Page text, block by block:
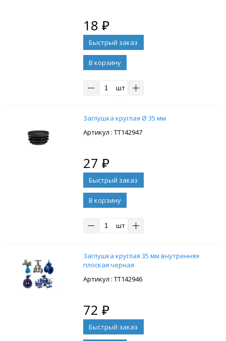
18 ₽
В корзину
шт
Заглушка круглая Ø 35 мм
: ТТ142947
27 ₽
В корзину
шт
Заглушка круглая 35 мм внутренняя
плоская черная
: ТТ142946
72 ₽